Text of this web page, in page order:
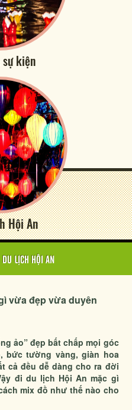
kiện
Hội An
DU LỊCH HỘI AN
vừa đẹp vừa duyên
ảo” đẹp bất chấp mọi góc
bức tường vàng, giàn hoa
cả đều dễ dàng cho ra đời
đi du lịch Hội An mặc gì
mix đồ như thế nào cho